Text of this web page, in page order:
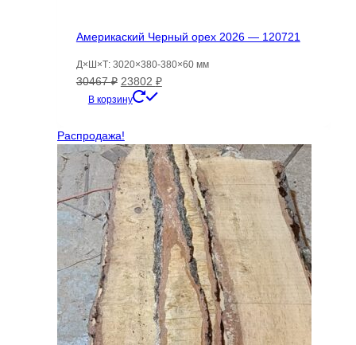
Америкаский Черный орех 2026 — 120721
Д×Ш×Т: 3020×380-380×60 мм
30467₽ Первоначальная
цена
30467 ₽.
23802 ₽Текущая
В корзину
Распродажа!